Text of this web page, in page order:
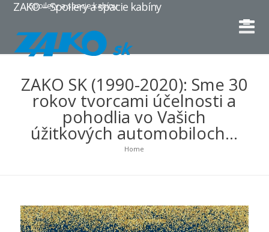
ZAKO – Spoilery a spacie kabíny
Spoilery a spacie kabíny
ZAKO SK (1990-2020): Sme 30
rokov tvorcami účelnosti a
pohodlia vo Vašich
úžitkových automobiloch…
Home